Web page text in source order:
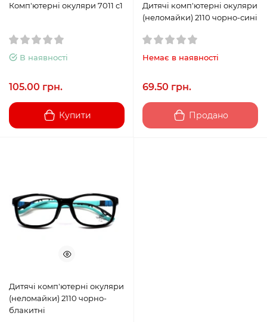
Комп'ютерні окуляри 7011 c1
В наявності
105.00 грн.
Купити
Дитячі комп'ютерні окуляри
(неломайки) 2110 чорно-сині
Немає в наявності
69.50 грн.
Продано
Дитячі комп'ютерні окуляри
(неломайки) 2110 чорно-
блакитні